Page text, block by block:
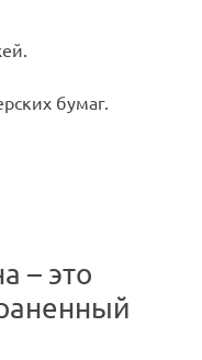
бумаг.
– это